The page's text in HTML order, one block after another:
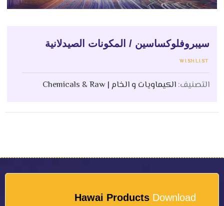
سيبروفلوكساسين / المكونات الصيدلانية
WISHLIST
التصنيف:الكيماويات و الخام | Chemicals & Raw
Hawai Products Download